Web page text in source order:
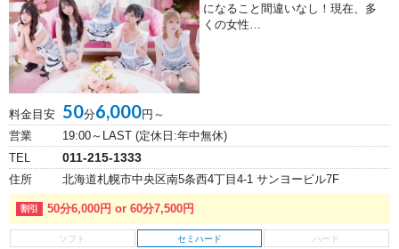
になること間違いなし！現在、多
くの女性…
料金目安 50分6,000円～
営業
19:00～LAST (定休日:年中無休)
TEL
011-215-1333
住所 北海道札幌市中央区南5条西4丁目4-1 サンヨービル7F
50分6,000円 or 60分7,500円
セミハード